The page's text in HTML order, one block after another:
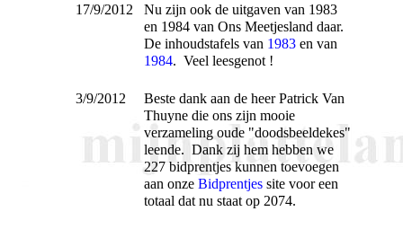
17/9/2012
Nu zijn ook de uitgaven van 1983
en 1984 van Ons Meetjesland daar.
De inhoudstafels van 1983en van
1984. Veel leesgenot !
3/9/2012
Beste dank aan de heer Patrick Van
Thuyne die ons zijn mooie
verzameling oude "doodsbeeldekes"
leende. Dank zij hem hebben we
227 bidprentjes kunnen toevoegen
aan onze Bidprentjessite voor een
totaal dat nu staat op 2074.